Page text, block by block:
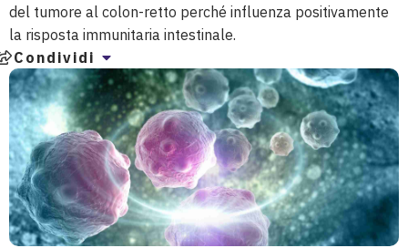
del tumore al colon-retto perché influenza positivamente
la risposta immunitaria intestinale.
Condividi